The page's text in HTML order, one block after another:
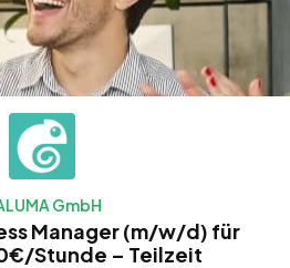
GmbH
Manager (m/w/d) für
Stunde – Teilzeit